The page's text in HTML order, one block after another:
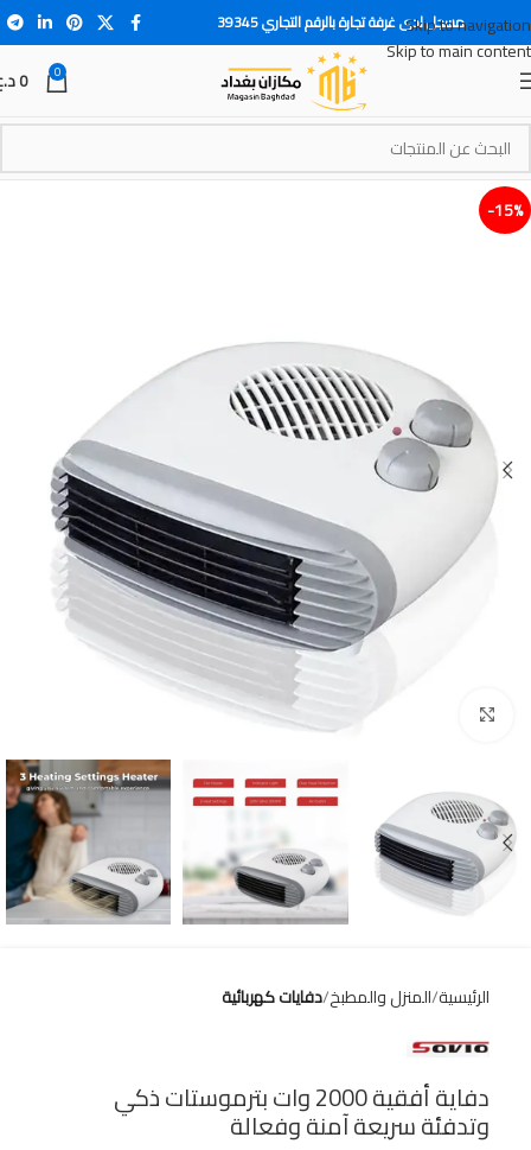
Skip to navigation
Skip to main content
مسجل لدى غرفة تجارة بالرقم التجاري 39345
0
0
15%-
Click to enlarge
الرئيسية المنزل والمطبخ دفايات كهربائية
دفاية أفقية 2000 وات بترموستات ذكي
وتدفئة سريعة آمنة وفعالة